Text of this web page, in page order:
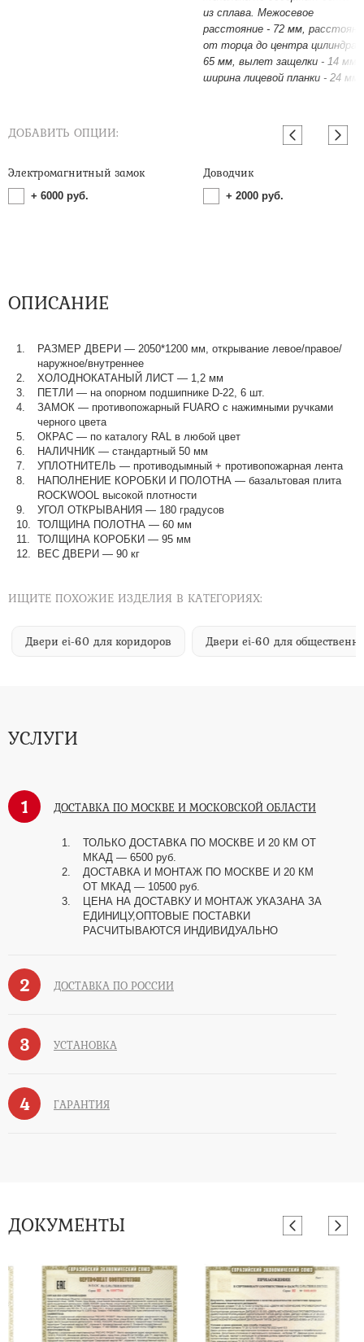
из сплава. Межосевое
расстояние - 72 мм,
от торца до центра цилиндра -
65 мм, вылет защелки - 14 мм,
ширина лицевой планки - 24 мм.
ДОБАВИТЬ ОПЦИИ:
Электромагнитный замок
+ 6000 руб.
Доводчик
+ 2000 руб.
ОПИСАНИЕ
РАЗМЕР ДВЕРИ — 2050*1200 мм, открывание левое/правое/
наружное/внутреннее
ХОЛОДНОКАТАНЫЙ ЛИСТ — 1,2 мм
ПЕТЛИ — на опорном подшипнике D-22, 6 шт.
ЗАМОК — противопожарный FUARO с нажимными ручками
черного цвета
ОКРАС — по каталогу RAL в любой цвет​​​​​​​
НАЛИЧНИК — стандартный 50 мм
УПЛОТНИТЕЛЬ — противодымный + противопожарная лента
НАПОЛНЕНИЕ КОРОБКИ И ПОЛОТНА — базальтовая плита
ROCKWOOL высокой плотности
УГОЛ ОТКРЫВАНИЯ — 180 градусов
ТОЛЩИНА ПОЛОТНА — 60 мм
ТОЛЩИНА КОРОБКИ — 95 мм
ВЕС ДВЕРИ — 90 кг
ИЩИТЕ ПОХОЖИЕ ИЗДЕЛИЯ В КАТЕГОРИЯХ:
Двери ei-60 для коридоров Двери ei-60 для
УСЛУГИ
1 ДОСТАВКА ПО МОСКВЕ И МОСКОВСКОЙ ОБЛАСТИ
ТОЛЬКО ДОСТАВКА ПО МОСКВЕ И 20 КМ ОТ
МКАД — 6500 руб.
ДОСТАВКА И МОНТАЖ ПО МОСКВЕ И 20 КМ
ОТ МКАД — 10500 руб.
ЦЕНА НА ДОСТАВКУ И МОНТАЖ УКАЗАНА ЗА
ЕДИНИЦУ,ОПТОВЫЕ ПОСТАВКИ
РАСЧИТЫВАЮТСЯ ИНДИВИДУАЛЬНО
2 ДОСТАВКА ПО РОССИИ
3 УСТАНОВКА
4 ГАРАНТИЯ
ДОКУМЕНТЫ